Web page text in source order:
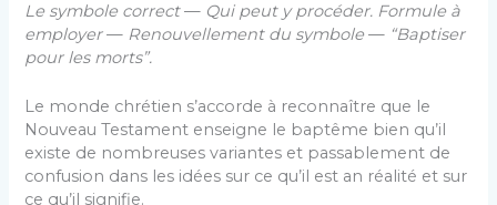
Le symbole cor­rect— Qui peut y procéder. Formule à
employer— Re­nouvellement du symbole— “Baptiser
pour les morts”.
Le monde chrétien s’accorde à reconnaître que le
Nouveau Testament enseigne le baptême bien qu’il
existe de nombreuses variantes et passablement de
confusion dans les idées sur ce qu’il est an réalité et sur
ce qu’il signifie.